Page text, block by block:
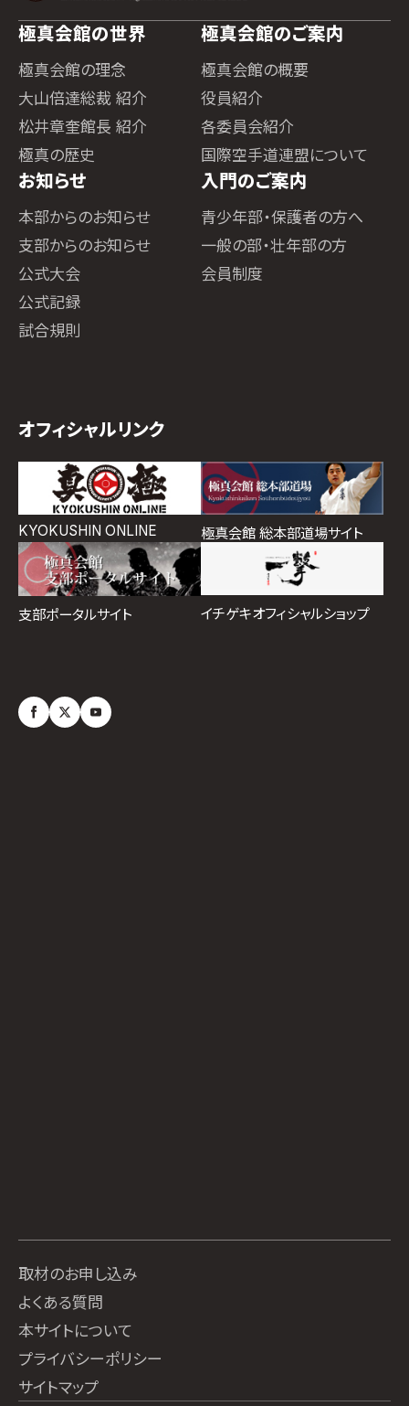
極真会館の世界
極真会館の理念
大山倍達総裁 紹介
松井章奎館長 紹介
極真の歴史
極真会館のご案内
極真会館の概要
役員紹介
各委員会紹介
国際空手道連盟について
お知らせ
本部からのお知らせ
支部からのお知らせ
公式大会
公式記録
試合規則
入門のご案内
青少年部・保護者の方へ
一般の部・壮年部の方
会員制度
オフィシャルリンク
KYOKUSHIN ONLINE 極真会館 総本部道場サイト
支部ポータルサイト イチゲキオフィシャルショップ
取材のお申し込み
よくある質問
本サイトについて
プライバシーポリシー
サイトマップ